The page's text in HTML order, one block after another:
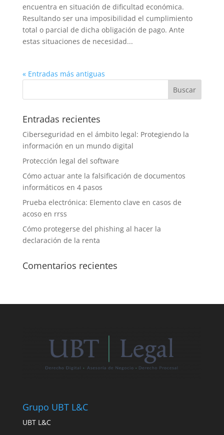
encuentra en situación de dificultad económica.
Resultando ser una imposibilidad el cumplimiento
total o parcial de dicha obligación de pago. Ante
estas situaciones de necesidad...
« Entradas más antiguas
Entradas recientes
Ciberseguridad en el ámbito legal: Protegiendo la
información en un mundo digital
Protección legal del software
Cómo actuar ante la falsificación de documentos
informáticos en 4 pasos
Prueba electrónica: Elemento clave en casos de
acoso en rrss
Cómo protegerse del phishing al hacer la
declaración de la renta
Comentarios recientes
Grupo UBT L&C
UBT L&C